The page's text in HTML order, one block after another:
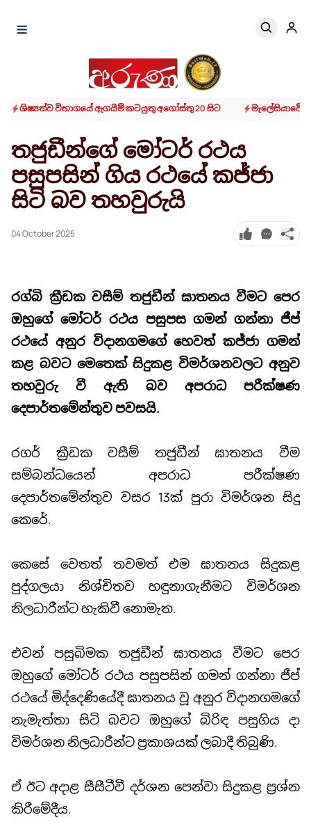
ශිෂ්‍යත්ව විභාගයේ ඇගයීම් කටයුතු අගෝස්තු 20 සිට
තජුඩීන්ගේ මෝටර් රථය
පසුපසින් ගිය රථයේ කජ්ජා
සිටි බව තහවුරුයි
04 October 2025
රග්බි ක්‍රීඩක වසීම් තජුඩීන් ඝාතනය වීමට පෙර
ඔහුගේ මෝටර් රථය පසුපස ගමන් ගන්නා ජීප්
රථයේ අනුර විදානගමගේ හෙවත් කජ්ජා ගමන්
කළ බවට මෙතෙක් සිදුකළ විමර්ශනවලට අනුව
තහවුරු වී ඇති බව අපරාධ පරීක්ෂණ
දෙපාර්තමේන්තුව පවසයි.
රගර් ක්‍රීඩක වසීම් තජුඩීන් ඝාතනය වීම
සම්බන්ධයෙන් අපරාධ පරීක්ෂණ
දෙපාර්තමේන්තුව වසර 13ක් පුරා විමර්ශන සිදු
කෙරේ.
කෙසේ වෙතත් තවමත් එම ඝාතනය සිදුකළ
පුද්ගලයා නිශ්චිතව හඳුනාගැනීමට විමර්ශන
නිලධාරීන්ට හැකිවී නොමැත.
එවන් පසුබිමක තජුඩීන් ඝාතනය වීමට පෙර
ඔහුගේ මෝටර් රථය පසුපසින් ගමන් ගන්නා ජීප්
රථයේ මිද්දෙණියේදී ඝාතනය වූ අනුර විදානගමගේ
නැමැත්තා සිටි බවට ඔහුගේ බිරිඳ පසුගිය දා
විමර්ශන නිලධාරීන්ට ප්‍රකාශයක් ලබාදී තිබුණි.
ඒ ඊට අදාළ සීසීටීවී දර්ශන පෙන්වා සිදුකළ ප්‍රශ්න
කිරීමේදීය.